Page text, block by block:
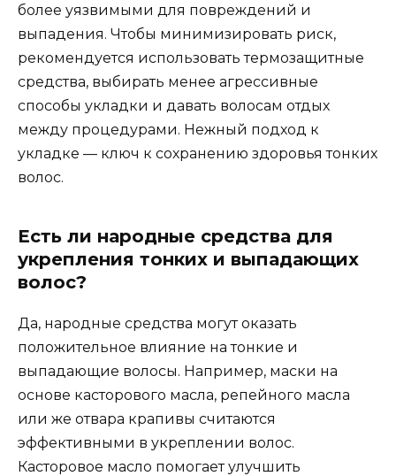
более уязвимыми для повреждений и
выпадения. Чтобы минимизировать риск,
рекомендуется использовать термозащитные
средства, выбирать менее агрессивные
способы укладки и давать волосам отдых
между процедурами. Нежный подход к
укладке — ключ к сохранению здоровья тонких
волос.
Есть ли народные средства для
укрепления тонких и выпадающих
волос?
Да, народные средства могут оказать
положительное влияние на тонкие и
выпадающие волосы. Например, маски на
основе касторового масла, репейного масла
или же отвара крапивы считаются
эффективными в укреплении волос.
Касторовое масло помогает улучшить